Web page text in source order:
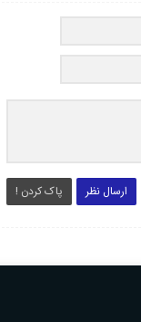
ارسال نظر پاک کردن !